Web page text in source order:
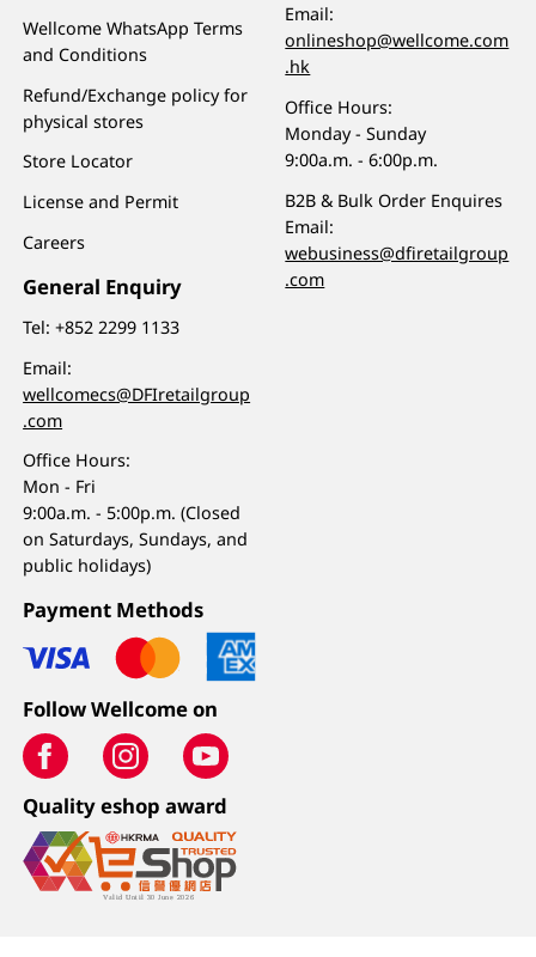
Wellcome WhatsApp Terms
and Conditions
Refund/Exchange policy for
physical stores
Store Locator
License and Permit
Careers
General Enquiry
Tel:+852 2299 1133
Email:
wellcomecs@DFIretailgroup
.com
Office Hours:
Mon - Fri
9:00a.m. - 5:00p.m. (Closed
on Saturdays, Sundays, and
public holidays)
Email:
onlineshop@wellcome.com
.hk
Office Hours:
Monday - Sunday
9:00a.m. - 6:00p.m.
B2B & Bulk Order Enquires
Email:
webusiness@dfiretailgroup
.com
Payment Methods
Follow Wellcome on
Quality eshop award